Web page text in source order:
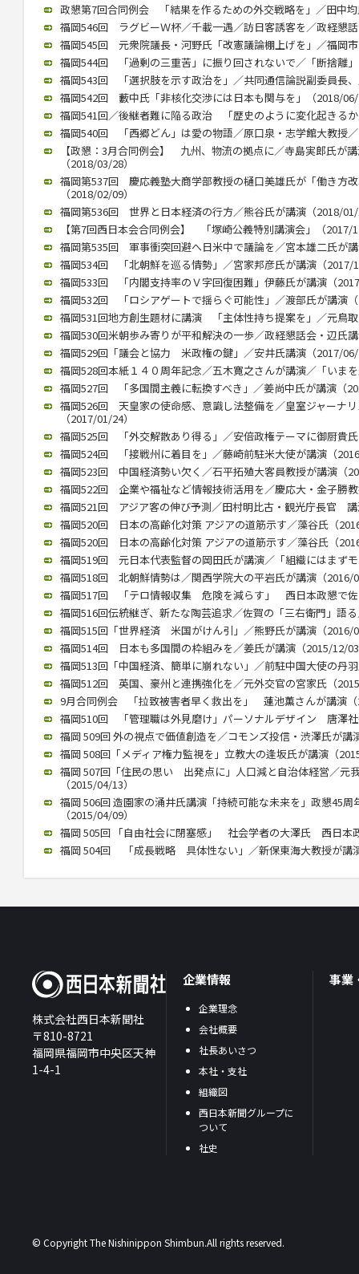
政懇第7回合同例会 「結果を作るための外交戦略を」／田中
福岡546回 ラグビーＷ杯／千載一遇／訪日客誘客を／政経懇
福岡545回 元衆院議長・河野氏「改憲議論棚上げを」／福岡
福岡544回 「過剰の三重苦」に振り回されないで／「断捨離
福岡543回 「選択肢を示す政治を」／共同通信論説副委員長
福岡542回 藪中氏「非核化交渉には日本も関与を」（2018/
福岡541回／後継者難に陥る政治 「歴史のように変化起きる
福岡540回 「西郷どん」は愛の物語／原口泉・志学館大教授
【政懇：3月合同例会】 九州、物流の拠点に／寺島実郎氏が
（2018/03/28）
福岡第537回 慶応義塾大商学部教授の樋口美雄氏が「働き方
（2018/02/09）
福岡第536回 世界と日本経済の行方／熊谷氏が講演（2018/
【第7回西日本会合同例会】 「塚崎公義特別講演会」（2017/
福岡第535回 軍事衝突回避へ日米中で議論を／宮本雄二氏が
福岡534回 「北朝鮮を巡る情勢」／宮家邦彦氏が講演（2017/
福岡533回 「内閣支持率のＶ字回復困難」伊藤氏が講演（
福岡532回 「ロシアゲートで揺らぐ可能性」／渡部氏が講演
福岡531回地方創生題材に講演 「主体性持ち提案を」／元鳥
福岡530回米朝歩み寄りが平和解決の一歩／政経懇話会・辺氏
福岡529回「議会と協力 米政権の鍵」／安井氏講演（2017/
福岡528回本紙１４０周年記念／五木寛之さんが講演／「いま
福岡527回 「多国間主義に転換すべき」／姜尚中氏が講演（
福岡526回 天皇家の使命感、意識し法整備を／皇室ジャーナ
（2017/01/24）
福岡525回 「外交解散あり得る」／安倍政権テーマに御厨貴
福岡524回 「接戦州に着目を」／藤崎前駐米大使が講演（
福岡523回 中国経済勢い欠く／石平拓殖大客員教授が講演（
福岡522回 企業や福祉など情報技術活用を／慶応大・金子勝
福岡521回 アジア客の伸び予測／田村明比古・観光庁長官 講
福岡520回 日本の高齢化対策 アジアの道筋示す／藻谷氏（
福岡520回 日本の高齢化対策 アジアの道筋示す／藻谷氏（
福岡519回 元日本代表監督の岡田氏が講演／「組織にはまず
福岡518回 北朝鮮情勢は／関西学院大の平岩氏が講演（2016/
福岡517回 「テロ情報収集 危険を減らす」 西日本政懇で佐
福岡516回伝統継ぎ、新たな陶芸追求／佐賀の「三右衛門」語
福岡515回「世界経済 米国がけん引」／熊野氏が講演（2016/
福岡514回 日本も多国間の枠組みを／姜氏が講演（2015/12/
福岡513回「中国経済、簡単に崩れない」／前駐中国大使の丹
福岡512回 英国、豪州と連携強化を／元外交官の宮家氏（
9月合同例会 「拉致被害者早く救出を」 蓮池薫さんが講演
福岡510回 「管理職は外見磨け」パーソナルデザイン 唐澤
福岡 509回 外の視点で価値創造を／コモンズ投信・渋澤氏が講
福岡 508回「メディア権力監視を」立教大の逢坂氏が講演（
福岡 507回「住民の思い 出発点に」人口減と自治体経営／元
（2015/04/13）
福岡 506回 造園家の涌井氏講演「持続可能な未来を」政懇45
（2015/04/09）
福岡 505回 「自由社会に閉塞感」 社会学者の大澤氏 西日本
福岡 504回 「成長戦略 具体性ない」／新保東海大教授が講
株式会社西日本新聞社
〒810-8721
福岡県福岡市中央区天神
1-4-1
企業情報
企業理念
会社概要
社長あいさつ
本社・支社
組織図
西日本新聞グループに
ついて
社史
事業
© Copyright The Nishinippon Shimbun.All rights reserved.